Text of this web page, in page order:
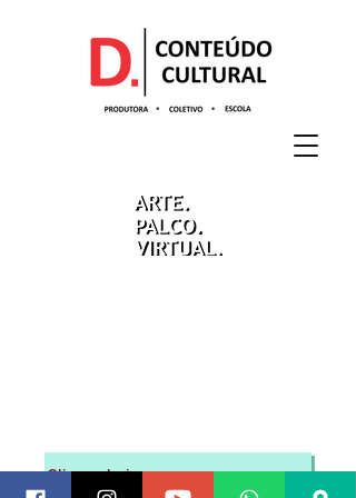
Clique abaixo para acessar o canal